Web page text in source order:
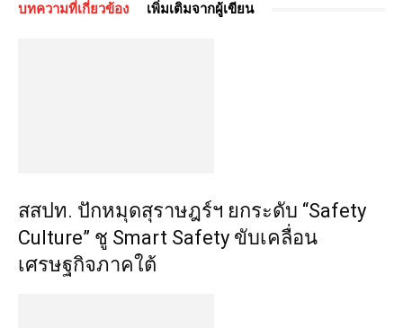
บทความที่เกี่ยวข้อง เพิ่มเติมจากผู้เขียน
สสปท. ปักหมุดสุราษฎร์ฯ ยกระดับ “Safety
Culture” ชู Smart Safety ขับเคลื่อน
เศรษฐกิจภาคใต้